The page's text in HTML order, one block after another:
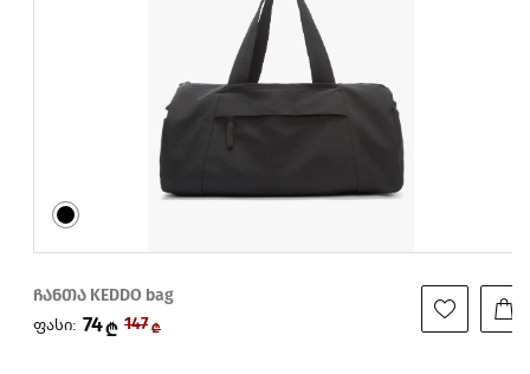
ჩანთა KEDDO bag
ფასი: 74₾ 147 ₾